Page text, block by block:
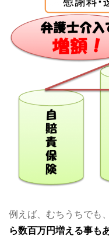
例えば、むちうちでも
ら数百万円増える事も